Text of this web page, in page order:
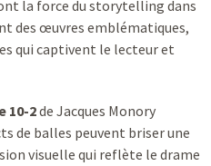
la force du storytelling dans
des œuvres emblématiques,
qui captivent le lecteur et
10-2de Jacques Monory
de balles peuvent briser une
visuelle qui reflète le drame